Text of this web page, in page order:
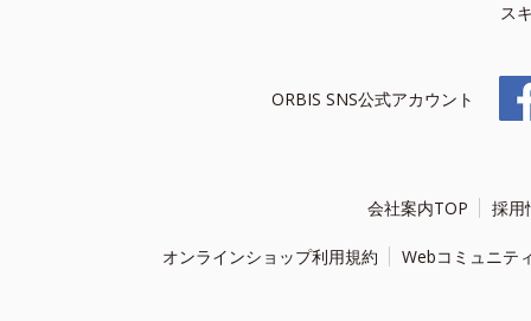
ス
ORBIS SNS公式アカウント
会社案内TOP 採用
オンラインショップ利用規約 Webコミュニテ